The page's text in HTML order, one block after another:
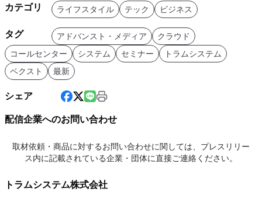
カテゴリ ライフスタイル テック ビジネス
タグ アドバンスト・メディア
クラウド
コールセンター
システム セミナー
トラムシステム
ベクスト
最新
シェア
配信企業へのお問い合わせ
取材依頼・商品に対するお問い合わせに関しては、プレスリリー
ス内に記載されている企業・団体に直接ご連絡ください。
トラムシステム株式会社